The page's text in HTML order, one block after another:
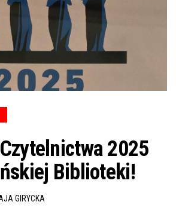
2025
Biblioteki!
GIRYCKA